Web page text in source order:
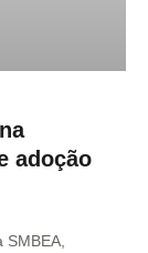
adoção